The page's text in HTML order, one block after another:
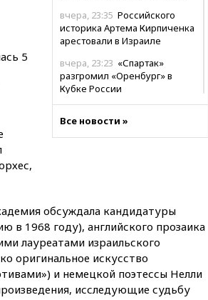
вчера, 23:35 Российского
историка Артема Кирпиченка
арестовали в Израиле
вчера, 23:23 «Спартак»
разгромил «Оренбург» в
Кубке России
X о миграционном кризисе в
Сеуте набрал миллион
производства телевизоров в
РФ
вчера, 22:35Семь грузовых
вагонов сошли с рельсов в
Оренбургской области
вчера, 22:22Минфин: в июле
Все новости »
5
обсуждала кандидатуры
в 1968 году), английского прозаика
лауреатами израильского
оригинальное искусство
и немецкой поэтессы Нелли
исследующие судьбу